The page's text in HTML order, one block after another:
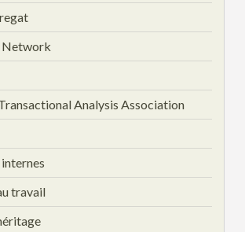
Network
Analysis Association
travail